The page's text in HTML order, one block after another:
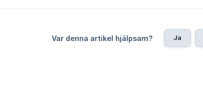
Var denna artikel hjälpsam? Ja